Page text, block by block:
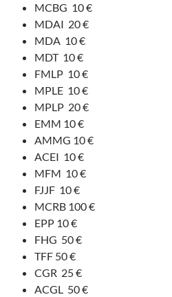
MCBG 10 €
MDAI 20 €
MDA 10 €
MDT 10 €
FMLP 10 €
MPLE 10 €
MPLP 20 €
EMM 10 €
AMMG 10 €
ACEI 10 €
MFM 10 €
FJJF 10 €
MCRB 100 €
EPP 10 €
FHG 50 €
TFF 50 €
CGR 25 €
ACGL 50 €